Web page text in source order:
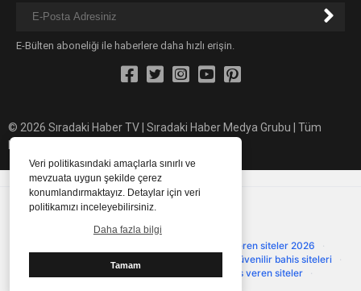
Veri politikasındaki amaçlarla sınırlı ve
mevzuata uygun şekilde çerez
konumlandırmaktayız. Detaylar için veri
politikamızı inceleyebilirsiniz.
Daha fazla bilgi
Tamam
E-Bülten aboneliği ile haberlere daha hızlı erişin.
© 2026 Sıradaki Haber TV | Sıradaki Haber Medya Grubu | Tüm
hakları saklıdır.
Güvenilir Siteler
Onaylanmış ve güvenilir platformlar
Deneme bonusu veren siteler 2026
·
Deneme bonusu güncel Güvenilir bahis siteleri
·
Bonus veren siteler
·